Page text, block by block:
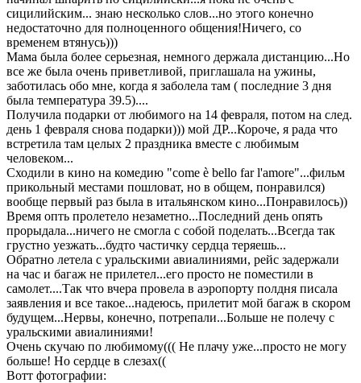
сицилийским... знаю несколько слов...но этого конечно
недостаточно для полноценного общения!Ничего, со
временем втянусь)))
Мама была более серьезная, немного держала дистанцию...Но
все же была очень приветливой, приглашала на ужины,
заботилась обо мне, когда я заболела там ( последние 3 дня
была температура 39.5)....
Получила подарки от любимого на 14 февраля, потом на след.
день 1 февраля снова подарки))) мой ДР...Короче, я рада что
встретила там целых 2 праздника вместе с любимым
человеком...
Сходили в кино на комедию "come è bello far l'amore"...фильм
прикольный местами пошловат, но в общем, понравился)
вообще первый раз была в итальянском кино...Понравилось))
Время опть пролетело незаметно...Последний день опять
прорыдала...ничего не смогла с собой поделать...Всегда так
грустно уезжать...будто частичку сердца теряешь...
Обратно летела с уральскими авиалиниями, рейс задержали
на час и багаж не прилетел...его просто не поместили в
самолет....Так что вчера провела в аэропорту полдня писала
заявления и все такое...надеюсь, прилетит мой багаж в скором
будущем...Нервы, конечно, потрепали...Больше не полечу с
уральскими авиалиниями!
Очень скучаю по любимому((( Не плачу уже...просто не могу
больше! Но сердце в слезах((
Вотт фотографии: